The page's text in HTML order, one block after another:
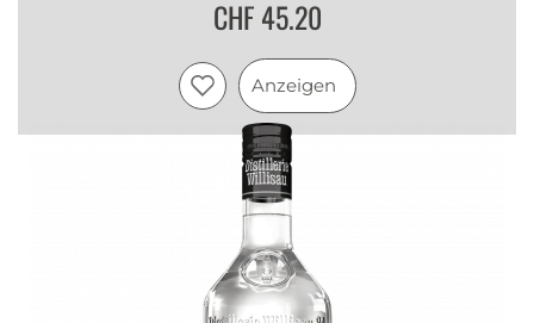
CHF 45.20
Anzeigen